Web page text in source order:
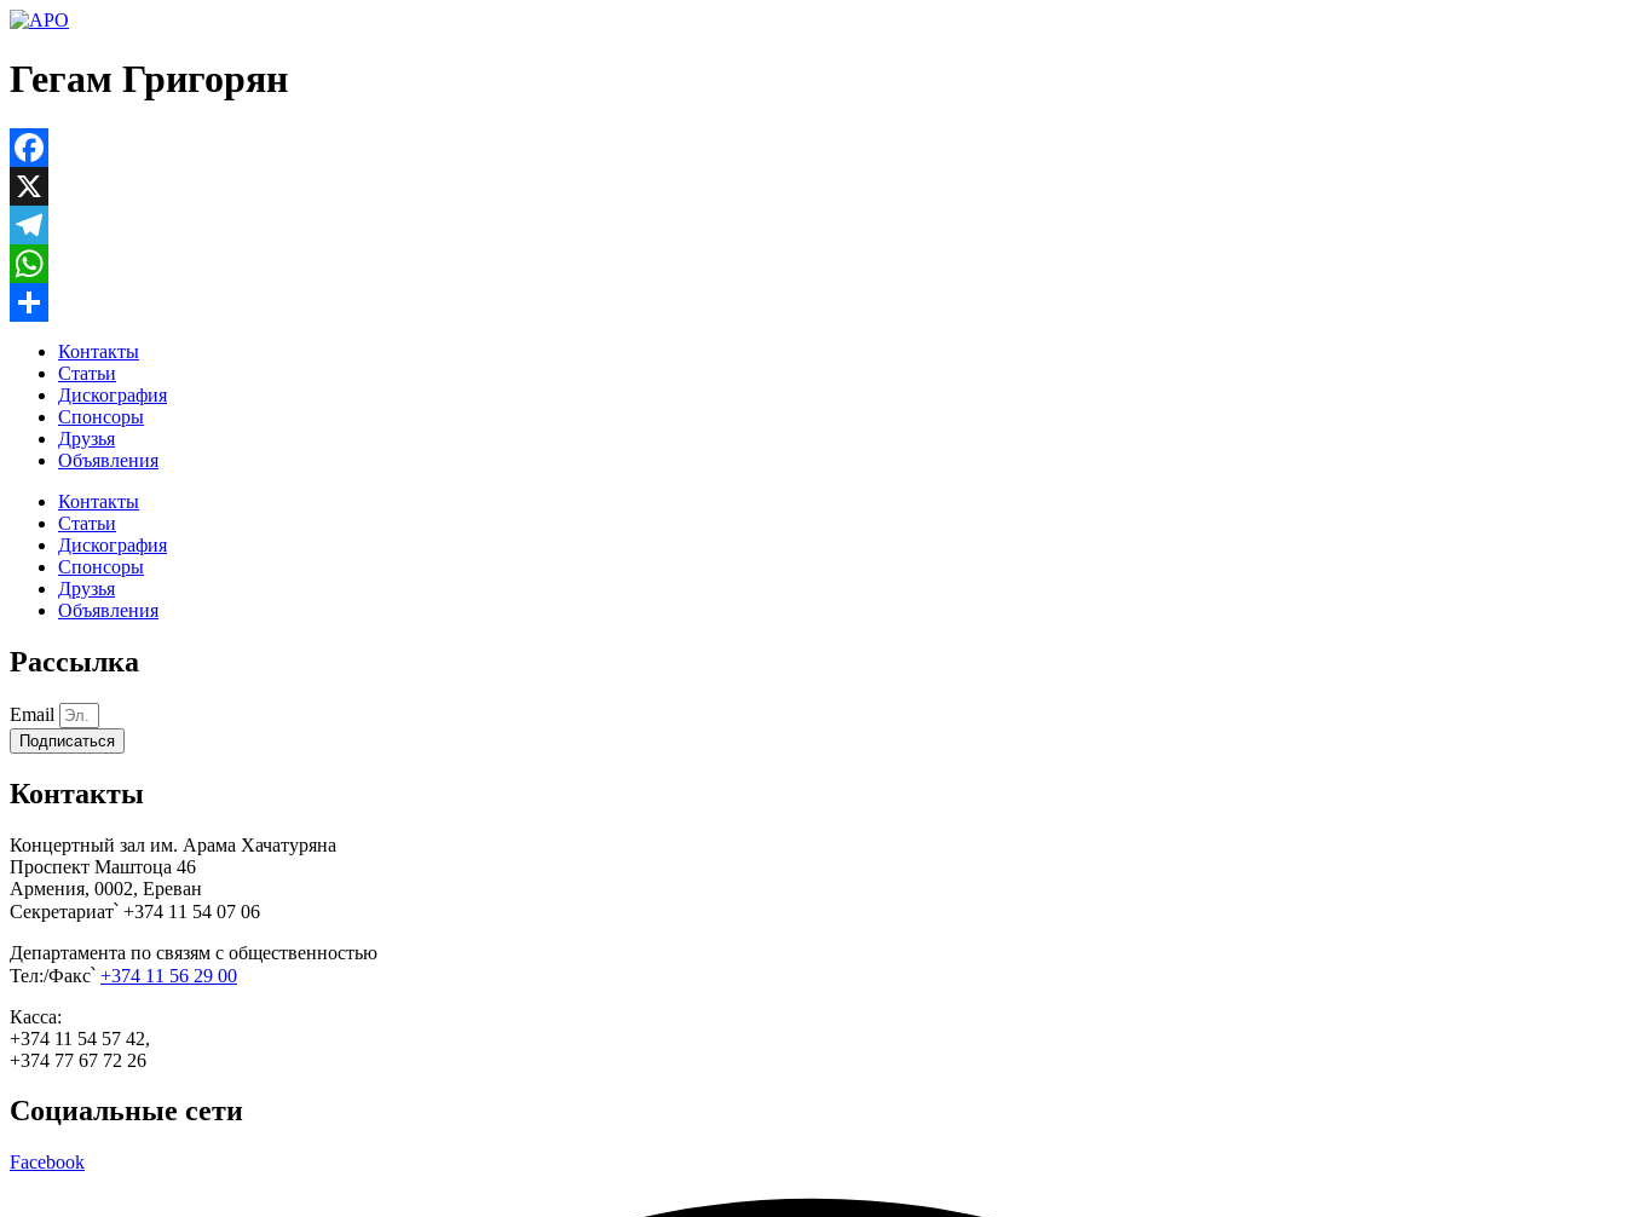
Перейти
содержимому
Гегам Григорян
Facebook
X
Telegram
WhatsApp
Отправить
Контакты
Статьи
Дискография
Спонсоры
Друзья
Объявления
Контакты
Статьи
Дискография
Спонсоры
Друзья
Объявления
Рассылка
Email
Подписаться
Контакты
Концертный зал им. Арама Хачатуряна
Проспект Маштоца 46
Армения, 0002, Ереван
Секретариат՝ +374 11 54 07 06
Департамента по связям с общественностью
Тел:/Факс՝ +374 11 56 29 00
Касса:
+374 11 54 57 42,
+374 77 67 72 26
Социальные сети
Facebook